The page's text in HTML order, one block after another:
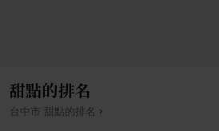
甜點的排名
台中市 甜點的排名 ›